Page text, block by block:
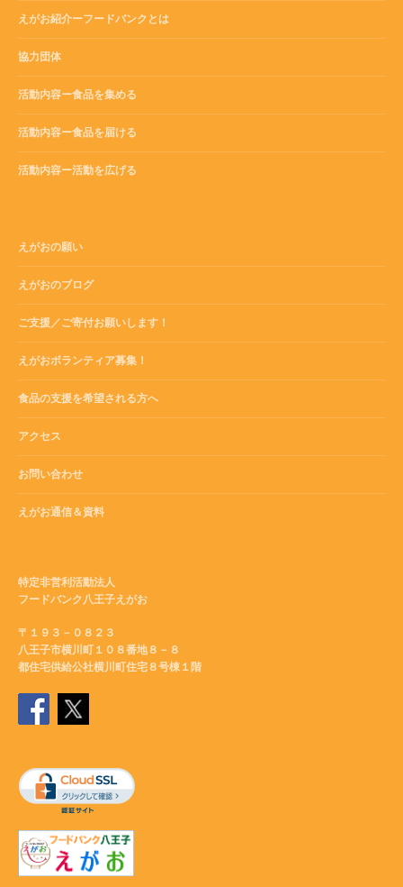
えがお紹介ーフードバンクとは
協力団体
活動内容ー食品を集める
活動内容ー食品を届ける
活動内容ー活動を広げる
えがおの願い
えがおのブログ
ご支援／ご寄付お願いします！
えがおボランティア募集！
食品の支援を希望される方へ
アクセス
お問い合わせ
えがお通信＆資料
特定非営利活動法人
フードバンク八王子えがお
〒１９３－０８２３
八王子市横川町１０８番地８－８
都住宅供給公社横川町住宅８号棟１階